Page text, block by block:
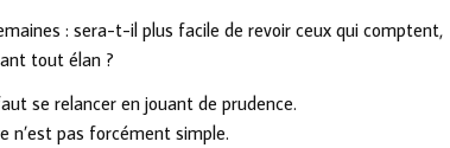
: sera-t-il plus facile de revoir ceux qui comptent,
tout élan ?
se relancer en jouant de prudence.
n’est pas forcément simple.